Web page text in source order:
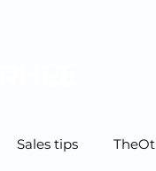
Sales tips